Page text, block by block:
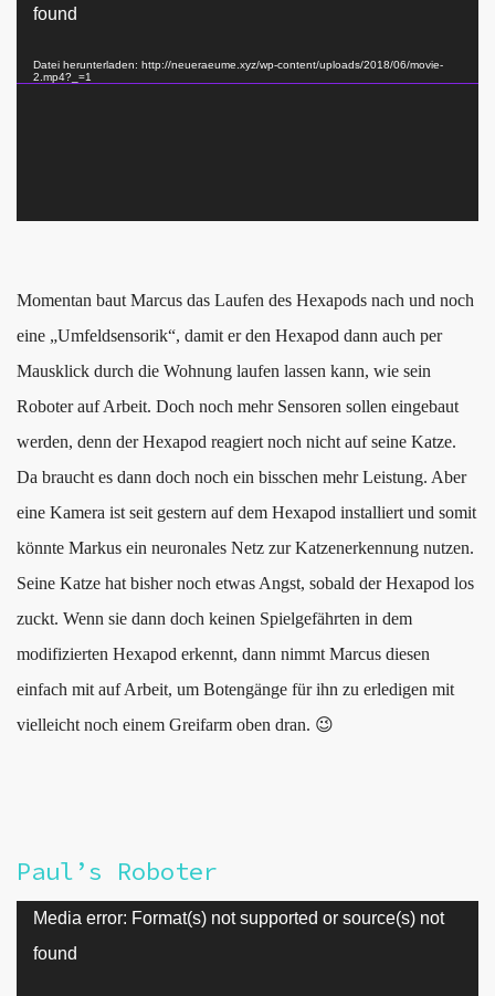
found
Datei herunterladen: http://neueraeume.xyz/wp-content/uploads/2018/06/movie-
2.mp4?_=1
Momentan baut Marcus das Laufen des Hexapods nach und noch
eine „Umfeldsensorik“, damit er den Hexapod dann auch per
Mausklick durch die Wohnung laufen lassen kann, wie sein
Roboter auf Arbeit. Doch noch mehr Sensoren sollen eingebaut
werden, denn der Hexapod reagiert noch nicht auf seine Katze.
Da braucht es dann doch noch ein bisschen mehr Leistung. Aber
eine Kamera ist seit gestern auf dem Hexapod installiert und somit
könnte Markus ein neuronales Netz zur Katzenerkennung nutzen.
Seine Katze hat bisher noch etwas Angst, sobald der Hexapod los
zuckt. Wenn sie dann doch keinen Spielgefährten in dem
modifizierten Hexapod erkennt, dann nimmt Marcus diesen
einfach mit auf Arbeit, um Botengänge für ihn zu erledigen mit
vielleicht noch einem Greifarm oben dran. 😉
Paul’s Roboter
Video-
Player
Media error: Format(s) not supported or source(s) not
found